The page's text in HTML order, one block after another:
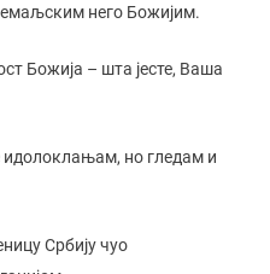
него Божијим.
Божија – шта јесте, Ваша
идолоклањам, но гледам и
Србију чуо